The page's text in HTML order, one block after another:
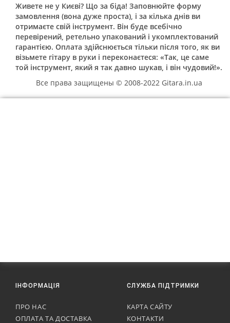
Живете не у Києві? Що за біда! Заповнюйте форму
замовлення (вона дуже проста), і за кілька днів ви
отримаєте свій інструмент. Він буде всебічно
перевірений, ретельно упакований і укомплектований
гарантією. Оплата здійснюється тільки після того, як ви
візьмете гітару в руки і переконаєтеся: «Так, це саме
той інструмент, який я так давно шукав, і він чудовий!».
Все права защищены © 2008-2022 Gitara.in.ua
ІНФОРМАЦІЯ
ПРО НАС
ОПЛАТА ТА ДОСТАВКА
СЛУЖБА ПІДТРИМКИ
КАРТА САЙТУ
КОНТАКТИ